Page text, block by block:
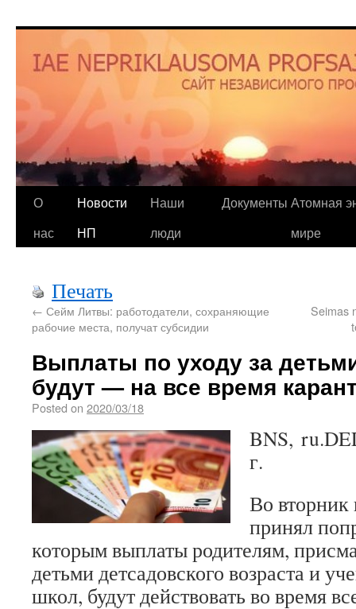
О
нас
Новости
НП
Наши
люди
Документы Атомная
мире
Печать
← Сейм Литвы: работодатели, сохраняющие
рабочие места, получат субсидии
Seimas
Выплаты по уходу за
будут — на все время
Posted on 2020/03/18
BNS,
г.
Во
принял
которым выплаты родителям,
детьми детсадовского возраста и
школ, будут действовать во время